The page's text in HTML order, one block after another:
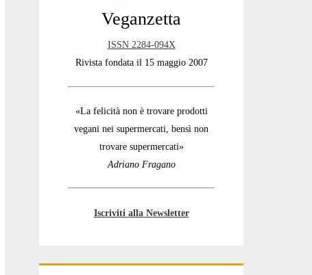
Sidebar
Veganzetta
ISSN 2284-094X
Rivista fondata il 15 maggio 2007
«La felicità non è trovare prodotti
vegani nei supermercati, bensì non
trovare supermercati»
Adriano Fragano
Iscriviti alla Newsletter